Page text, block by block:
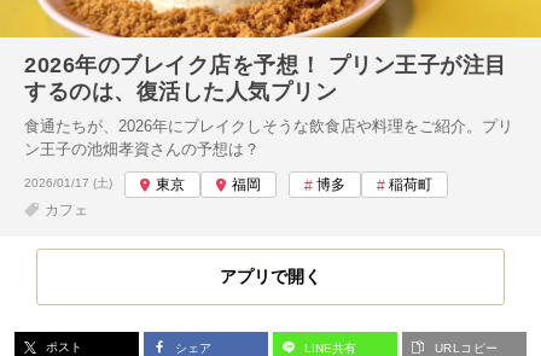
2026年のブレイク店を予想！ プリン王子が注目
するのは、復活した人気プリン
食通たちが、2026年にブレイクしそうな飲食店や料理をご紹介。プリ
ン王子の池畑孝資さんの予想は？
投稿日:
2026/01/17 (土) 東京 福岡 博多
稲荷町
カフェ
アプリで開く
ポスト シェア LINE共有 URLコピー